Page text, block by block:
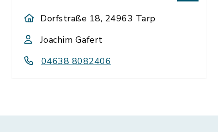
Dorfstraße 18, 24963 Tarp
Joachim Gafert
04638 8082406